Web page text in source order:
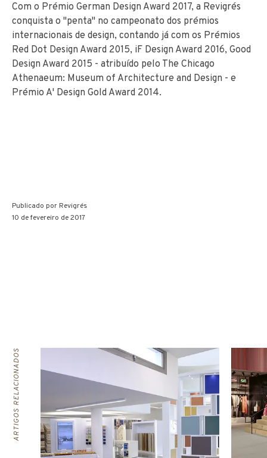
Com o Prémio German Design Award 2017, a Revigrés
conquista o "penta" no campeonato dos prémios
internacionais de design, contando já com os Prémios
Red Dot Design Award 2015, iF Design Award 2016, Good
Design Award 2015 - atribuído pelo The Chicago
Athenaeum: Museum of Architecture and Design - e
Prémio A' Design Gold Award 2014.
Publicado porRevigrés
10 de fevereiro de 2017
ARTIGOS RELACIONADOS